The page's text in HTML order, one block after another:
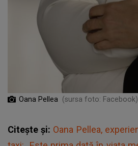
Oana Pellea (sursa foto: Facebook)
Citește și: Oana Pellea,